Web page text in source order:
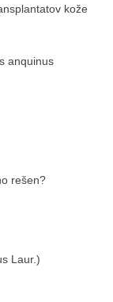
kože
anquinus
rešen?
Laur.)